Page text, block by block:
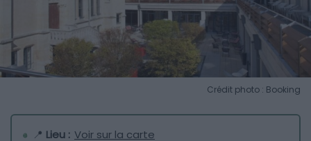
Crédit photo : Booking
📍 Lieu : Voir sur la carte